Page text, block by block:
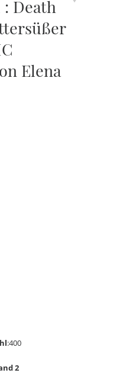
Death
Elena
:400
2